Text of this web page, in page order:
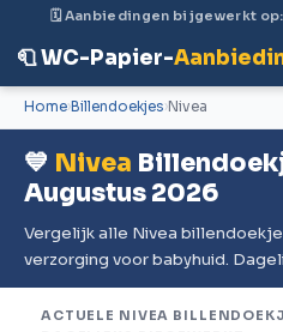
🗓 Aanbiedingen bijgewerkt op:
🧻 WC-Papier-
Home Billendoekjes Nivea
💙 Nivea
Augustus 2026
Vergelijk alle Nivea
verzorging voor babyhuid.
ACTUELE NIVEA